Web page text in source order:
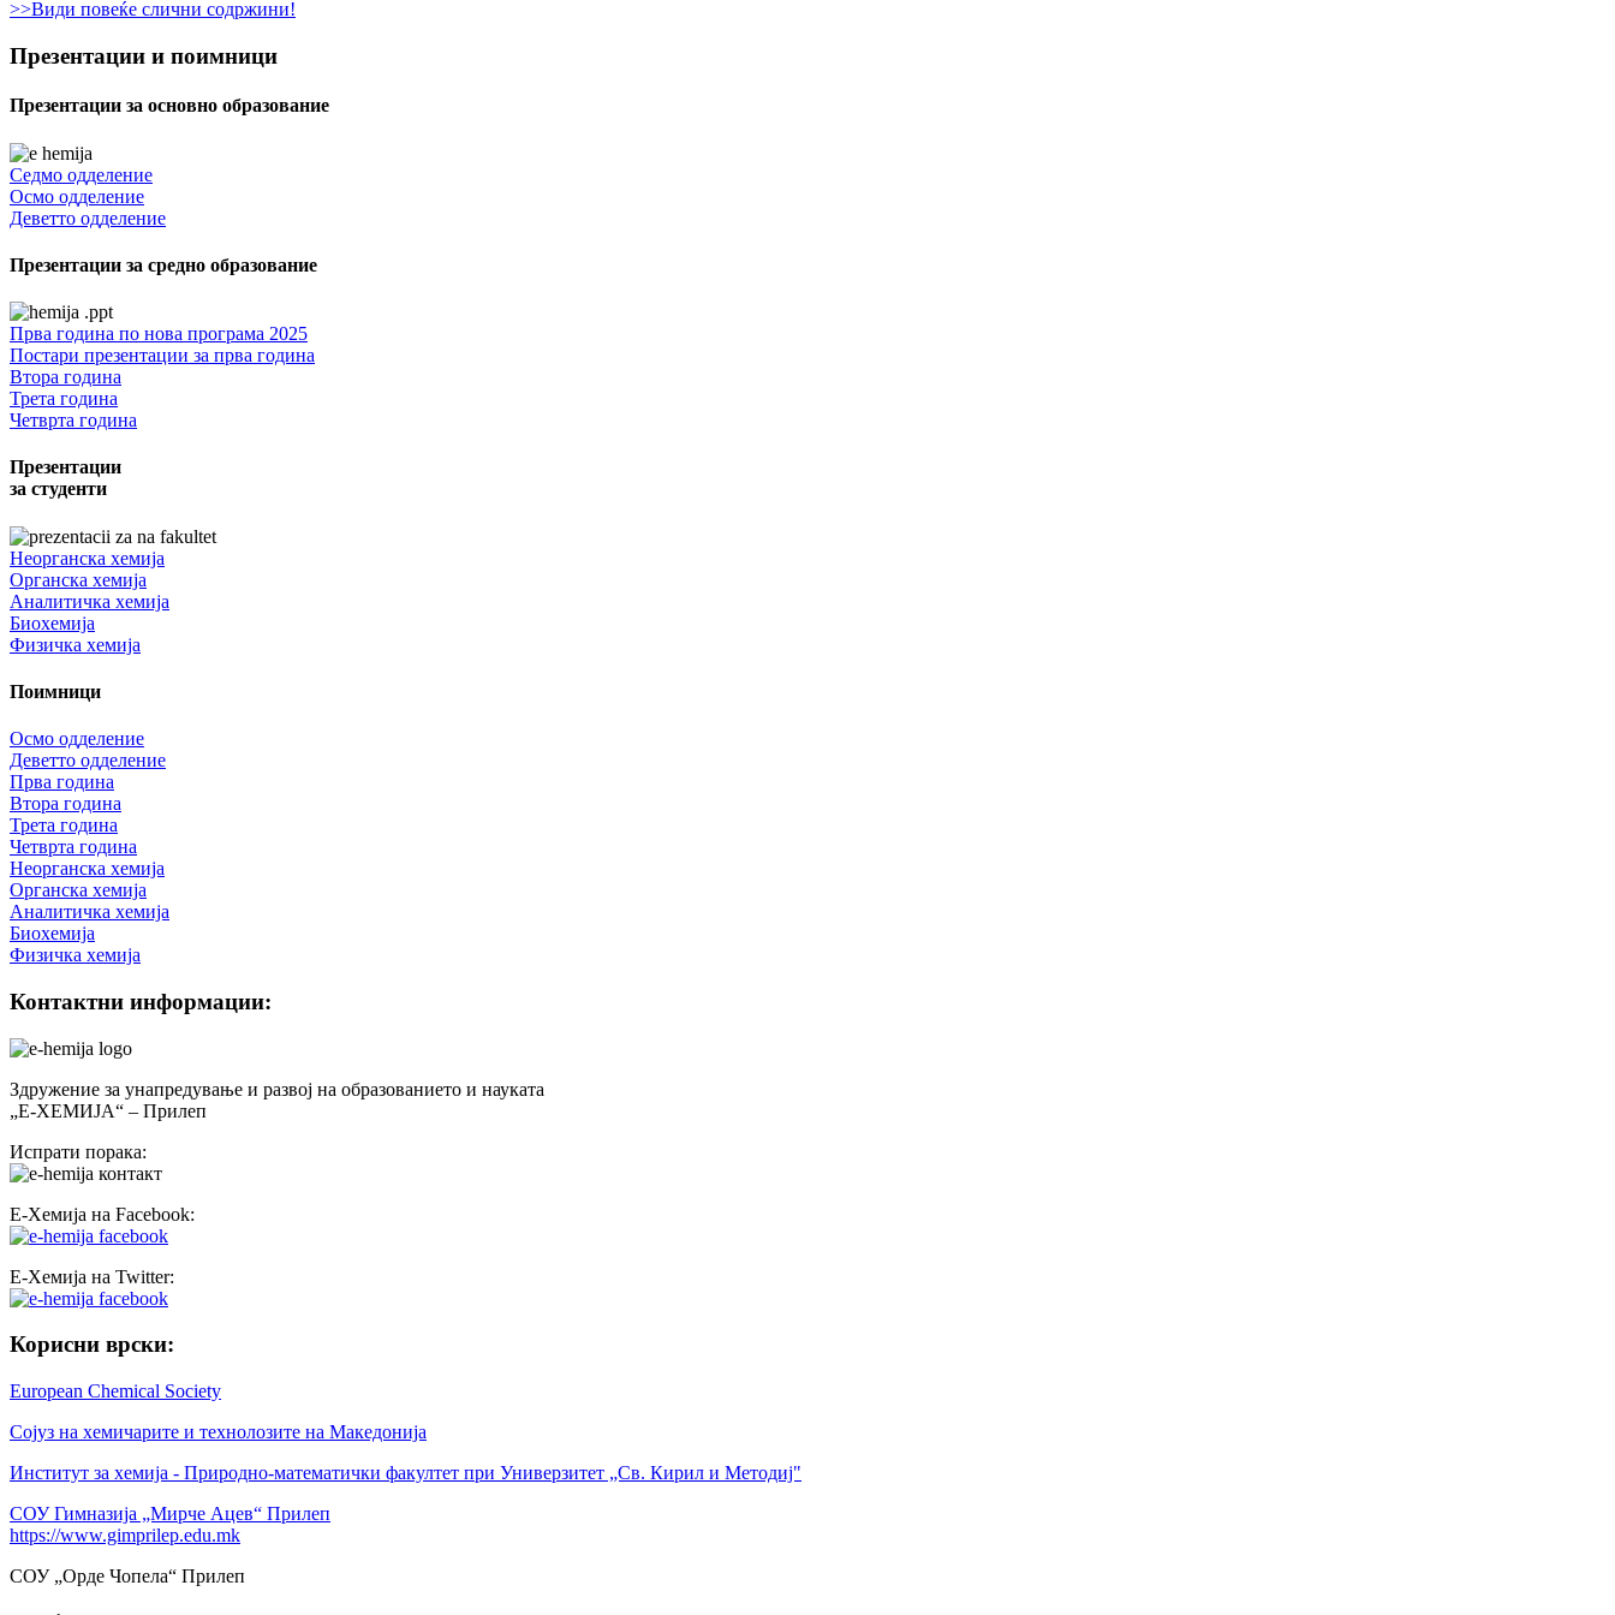
>>Види повеќе слични содржини!
Презентации и поимници
Презентации за основно образование
Седмо одделение
Осмо одделение
Деветто одделение
Презентации за средно образование
Прва година по нова програма 2025
Постари презентации за прва година
Втора година
Трета година
Четврта година
Презентации
за студенти
Неорганска хемија
Органска хемија
Аналитичка хемија
Биохемија
Физичка хемија
Поимници
Осмо одделение
Деветто одделение
Прва година
Втора година
Трета година
Четврта година
Неорганска хемија
Органска хемија
Аналитичка хемија
Биохемија
Физичка хемија
Контактни информации:
Здружение за унапредување и развој на образованието и науката
„Е-ХЕМИЈА“ – Прилеп
Испрати порака:
Е-Хемија на Facebook:
Е-Хемија на Twitter:
Корисни врски:
European Chemical Society
Сојуз на хемичарите и технолозите на Македонија
Институт за хемија - Природно-математички факултет при Универзитет „Св. Кирил и Методиј"
СОУ Гимназија „Мирче Ацев“ Прилеп
https://www.gimprilep.edu.mk
СОУ „Орде Чопела“ Прилеп